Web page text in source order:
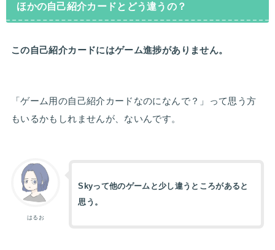
ほかの自己紹介カードとどう違うの？
この自己紹介カードにはゲーム進捗がありません。
「ゲーム用の自己紹介カードなのになんで？」って思う方
もいるかもしれませんが、ないんです。
はるお
Skyって他のゲームと少し違うところがあると
思う。